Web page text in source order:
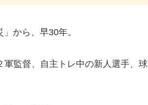
から、早30年。
監督、自主トレ中の新人選手、球